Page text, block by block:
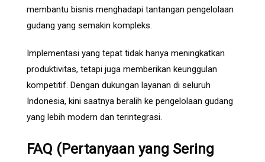
membantu bisnis menghadapi tantangan pengelolaan
gudang yang semakin kompleks.
Implementasi yang tepat tidak hanya meningkatkan
produktivitas, tetapi juga memberikan keunggulan
kompetitif. Dengan dukungan layanan di seluruh
Indonesia, kini saatnya beralih ke pengelolaan gudang
yang lebih modern dan terintegrasi.
FAQ (Pertanyaan yang Sering